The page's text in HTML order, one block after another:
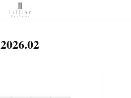
2026.02